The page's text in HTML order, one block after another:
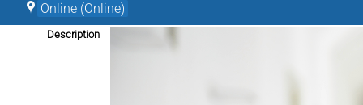
Online (Online)
Description